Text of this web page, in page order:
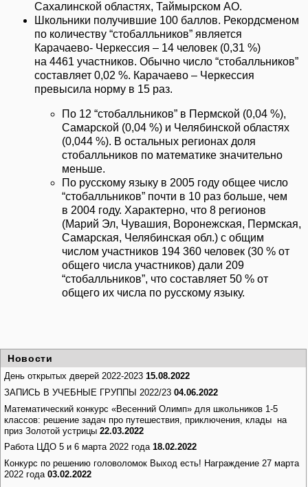
Сахалинской областях, Таймырском АО.
Школьники получившие 100 баллов. Рекордсменом
по количеству “стобалльников” является
Карачаево- Черкессия – 14 человек (0,31 %)
на 4461 участников. Обычно число “стобалльников”
составляет 0,02 %. Карачаево – Черкессия
превысила норму в 15 раз.
По 12 “стобалльников” в Пермской (0,04 %),
Самарской (0,04 %) и Челябинской областях
(0,044 %). В остальных регионах доля
стобалльников по математике значительно
меньше.
По русскому языку в 2005 году общее число
“стобалльников” почти в 10 раз больше, чем
в 2004 году. Характерно, что 8 регионов
(Марий Эл, Чувашия, Воронежская, Пермская,
Самарская, Челябинская обл.) с общим
числом участников 194 360 человек (30 % от
общего числа участников) дали 209
“стобалльников”, что составляет 50 % от
общего их числа по русскому языку.
Новости
День открытых дверей 2022-2023 15.08.2022
ЗАПИСЬ В УЧЕБНЫЕ ГРУППЫ 2022/23 04.06.2022
Математический конкурс «Весенний Олимп» для школьников 1-5
классов: решение задач про путешествия, приключения, клады на
приз Золотой устрицы 22.03.2022
Работа ЦДО 5 и 6 марта 2022 года 18.02.2022
Конкурс по решению головоломок Выход есть! Награждение 27 марта
2022 года 03.02.2022